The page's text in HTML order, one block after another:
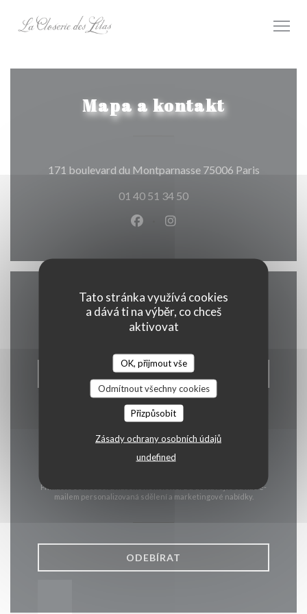
Tato stránka využívá cookies
a dává ti na výběr, co chceš
aktivovat
OK, přijmout vše
Odmítnout všechny cookies
Přizpůsobit
Zásady ochrany osobních údajů
undefined
Mapa a kontakt
171 boulevard du Montparnasse 75006 Paris((otevře
01 40 51 34 50
Facebook ((otevře se v novém
Instagram ((otevře se v
Kontaktujte nás
REZERVOVAT STŮL
Zůstaňte v obraze
Přihlaste se k odběru našeho newsletteru a dostávejte od nás e-
mailem personalizovaná sdělení a marketingové nabídky.
ODEBÍRAT